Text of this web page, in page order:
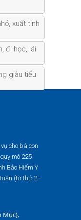
xuất tinh
đi học, lái
giàu tiểu
cho bà con
mô 225
Bảo Hiểm Y
(từ thứ 2 -
Mục),